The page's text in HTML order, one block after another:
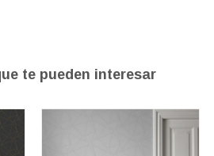
te pueden interesar